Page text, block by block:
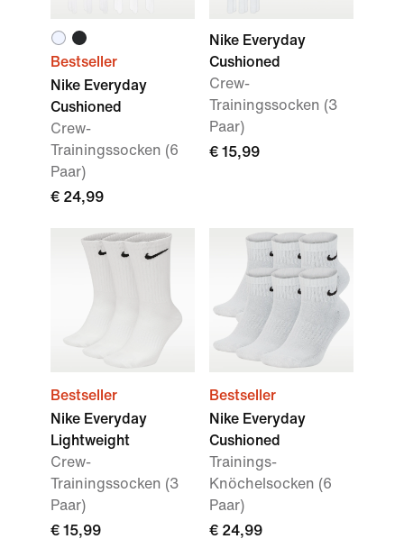
Bestseller
Nike Everyday
Cushioned
Crew-
Trainingssocken (6
Paar)
€ 24,99
Nike Everyday
Cushioned
Crew-
Trainingssocken (3
Paar)
€ 15,99
Bestseller
Nike Everyday
Lightweight
Crew-
Trainingssocken (3
Paar)
€ 15,99
Bestseller
Nike Everyday
Cushioned
Trainings-
Knöchelsocken (6
Paar)
€ 24,99